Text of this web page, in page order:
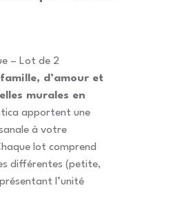
– Lot de 2
famille, d’amour et
murales en
apportent une
à votre
lot comprend
différentes (petite,
l’unité